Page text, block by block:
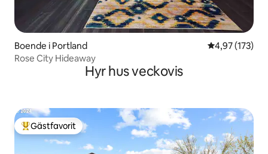
Boende i Portland 4,97 av 5 i
4,97 (173)
Rose City Hideaway
Hyr hus veckovis
Populär gästfavorit
Gästfavorit